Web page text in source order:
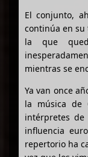
El conjunto,
continúa en
la que
mientras se
Ya van once
la música de
intérpretes de
influencia
repertorio ha